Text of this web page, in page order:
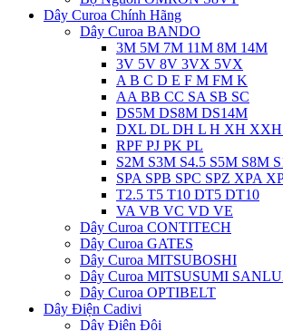
Dây Curoa Chính Hãng
Dây Curoa BANDO
3M 5M 7M 11M 8M 14M
3V 5V 8V 3VX 5VX
A B C D E F M FM K
AA BB CC SA SB SC
DS5M DS8M DS14M
DXL DL DH L H XH
RPF PJ PK PL
S2M S3M S4.5 S5M S8M
SPA SPB SPC SPZ XPA
T2.5 T5 T10 DT5 DT10
VA VB VC VD VE
Dây Curoa CONTITECH
Dây Curoa GATES
Dây Curoa MITSUBOSHI
Dây Curoa MITSUSUMI
Dây Curoa OPTIBELT
Dây Điện Cadivi
Dây Điện Đôi